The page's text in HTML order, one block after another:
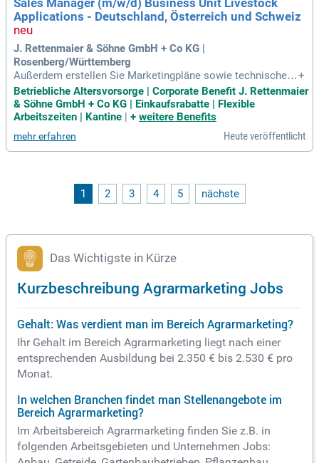
Sales Manager (m/w/d) Business Unit Livestock
Applications - Deutschland, Österreich und Schweiz
J. Rettenmaier & Söhne GmbH + Co KG |
Rosenberg/Württemberg
Außerdem erstellen Sie Marketingpläne sowie technische U
nterlagen mit den Kolleg*innen im Marketing und initiieren P
roduktentwicklungen gemäß Kundenanforderungen.
+
Betriebliche Altersvorsorge | Corporate Benefit J. Rettenmaier
& Söhne GmbH + Co KG | Einkaufsrabatte | Flexible
Arbeitszeiten | Kantine | + weitere Benefits
mehr erfahren Heute veröffentlicht
1 2 3 4 5 nächste
Das Wichtigste in Kürze
Kurzbeschreibung Agrarmarketing Jobs
Gehalt: Was verdient man im Bereich Agrarmarketing?
Ihr Gehalt im Bereich Agrarmarketing liegt nach einer
entsprechenden Ausbildung bei 2.350 € bis 2.530 € pro
Monat.
In welchen Branchen findet man Stellenangebote im
Bereich Agrarmarketing?
Im Arbeitsbereich Agrarmarketing finden Sie z.B. in
folgenden Arbeitsgebieten und Unternehmen Jobs: